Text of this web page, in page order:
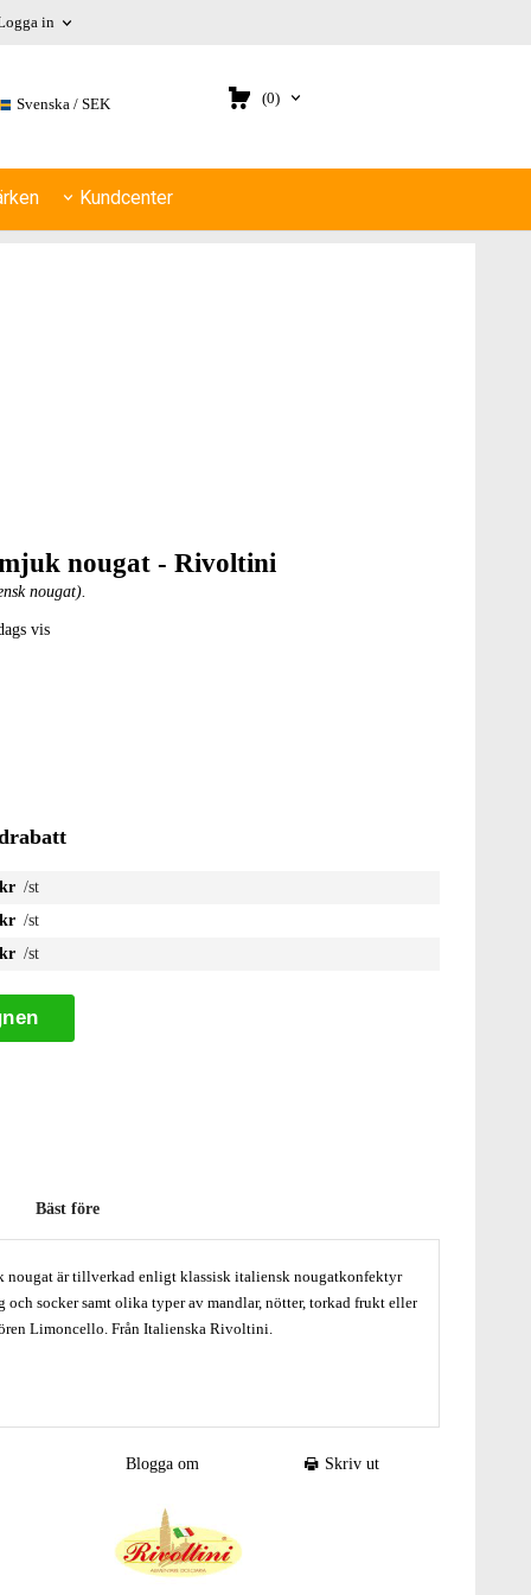
in
Svenska SEK (0)
Kundcenter
nougat - Rivoltini
nougat).
vis
/st
/st
/st
Bäst före
är tillverkad enligt klassisk italiensk nougatkonfektyr
och socker samt olika typer av mandlar, nötter, torkad frukt eller
Limoncello. Från Italienska Rivoltini.
äggvita, mandel och honung.
citronpasta 2 % (glukossirap, socker, vatten, arom,
medel: E331, stabiliseringsmedel: E407, antioxidationsmedel:
Blogga om Skriv ut